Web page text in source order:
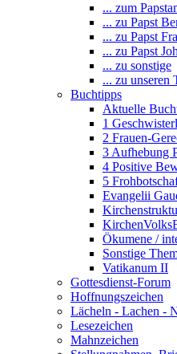
... zum
... zu Papst
... zu Papst
... zu Papst
... zu sonstige
... zu unseren
Buchtipps
Aktuelle
1
2 Frauen-
3 Aufhebung
4 Positive
5
Evangelii
Ökumene /
Sonstige
Vatikanum II
Gottesdienst-Forum
Hoffnungszeichen
Lächeln - Lachen -
Lesezeichen
Mahnzeichen